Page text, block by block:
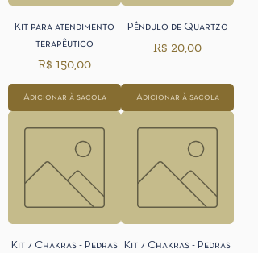
Kit para atendimento
terapêutico
Preço
R$ 150,00
Adicionar à sacola
Pêndulo de Quartzo
Preço
R$ 20,00
Adicionar à sacola
Kit 7 Chakras - Pedras
Kit 7 Chakras - Pedras